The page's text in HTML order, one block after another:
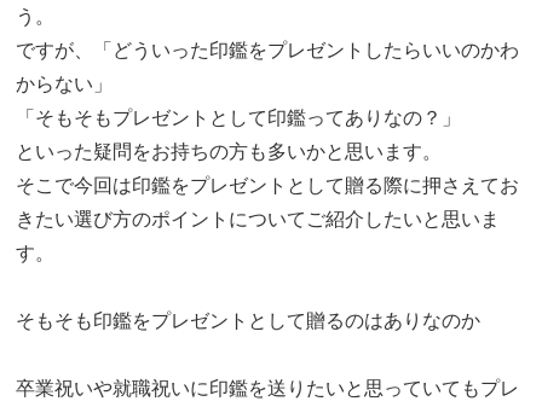
う。
ですが、「どういった印鑑をプレゼントしたらいいのかわ
からない」
「そもそもプレゼントとして印鑑ってありなの？」
といった疑問をお持ちの方も多いかと思います。
そこで今回は印鑑をプレゼントとして贈る際に押さえてお
きたい選び方のポイントについてご紹介したいと思いま
す。
そもそも印鑑をプレゼントとして贈るのはありなのか
卒業祝いや就職祝いに印鑑を送りたいと思っていてもプレ